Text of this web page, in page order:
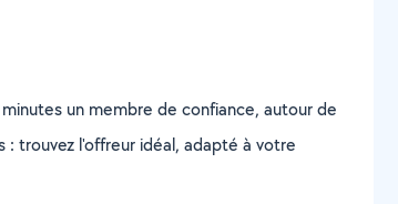
un membre de confiance, autour de
trouvez l'offreur idéal, adapté à votre